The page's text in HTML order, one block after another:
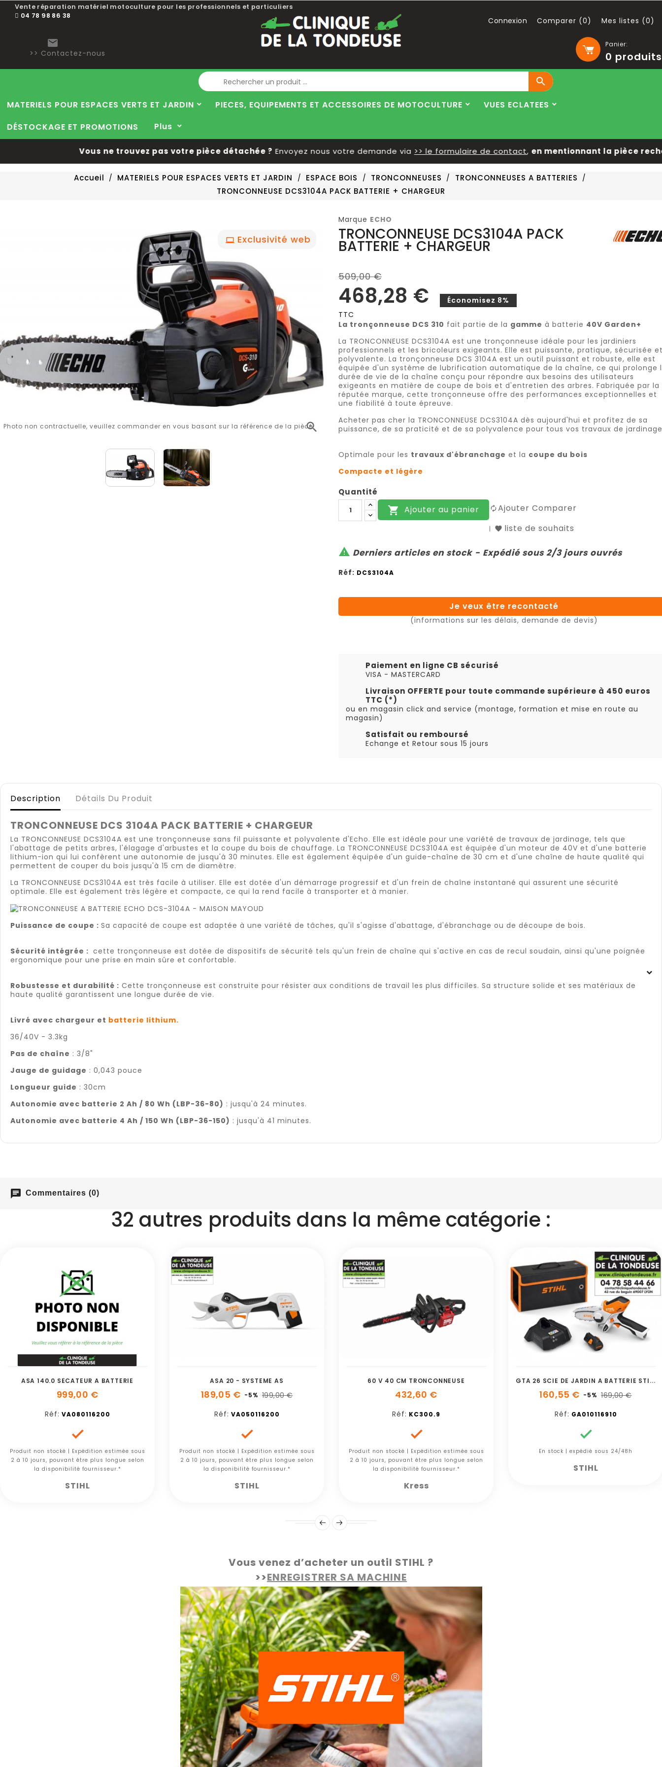
Vente réparation matériel motoculture pour les professionnels et particuliers
04 78 98 86 38
Panier:
0 produits

>> Contactez-nous
Connexion Comparer (0) Mes listes (0)
Blog

MATERIELS POUR ESPACES VERTS ET JARDIN PIECES, EQUIPEMENTS ET ACCESSOIRES DE MOTOCULTURE
VUES ECLATEES
DÉSTOCKAGE ET PROMOTIONS
Plus
Vous ne trouvez pas votre pièce détachée ?Envoyez nous votre demande via>> le formulaire de contact,en mentionnant la pièce
Accueil MATERIELS POUR ESPACES VERTS ET JARDIN ESPACE BOIS TRONCONNEUSES
TRONCONNEUSES A BATTERIES
TRONCONNEUSE DCS3104A PACK BATTERIE + CHARGEUR
Exclusivité web

Photo non contractuelle, veuillez commander en vous basant sur la référence de la pièce
Marque ECHO
TRONCONNEUSE DCS3104A PACK
BATTERIE + CHARGEUR
509,00 €
468,28 €
Économisez 8%
TTC
La tronçonneuse DCS 310 fait partie de la gamme à batterie 40V Garden+
La TRONCONNEUSE DCS3104A est une tronçonneuse idéale pour les jardiniers
professionnels et les bricoleurs exigeants. Elle est puissante, pratique, sécurisée
polyvalente. La tronçonneuse DCS 3104A est un outil puissant et robuste, elle est
équipée d'un système de lubrification automatique de la chaîne, ce qui prolonge
durée de vie de la chaîne conçu pour répondre aux besoins des utilisateurs
exigeants en matière de coupe de bois et d'entretien des arbres. Fabriquée par la
réputée marque, cette tronçonneuse offre des performances exceptionnelles et
une fiabilité à toute épreuve.
Acheter pas cher la TRONCONNEUSE DCS3104A dès aujourd'hui et profitez de sa
puissance, de sa praticité et de sa polyvalence pour tous vos travaux de
Optimale pour les travaux d'ébranchage et la coupe du bois
Compacte et légère
Quantité
 Ajouter au panier
Ajouter Comparer
liste de souhaits
 Derniers articles en stock - Expédié sous 2/3 jours ouvrés
Réf: DCS3104A
Je veux être recontacté
(informations sur les délais, demande de devis)
Paiement en ligne CB sécurisé
VISA - MASTERCARD
Livraison OFFERTE pour toute commande supérieure à 450 euros
TTC (*)
ou en magasin click and service (montage, formation et mise en route au
magasin)
Satisfait ou remboursé
Echange et Retour sous 15 jours
Description Détails Du Produit
TRONCONNEUSE DCS 3104A PACK BATTERIE + CHARGEUR
La TRONCONNEUSE DCS3104A est une tronçonneuse sans fil puissante et polyvalente d'Echo. Elle est idéale pour une variété de travaux de jardinage, tels que
l'abattage de petits arbres, l'élagage d'arbustes et la coupe du bois de chauffage. La TRONCONNEUSE DCS3104A est équipée d'un moteur de 40V et d'une batterie
lithium-ion qui lui confèrent une autonomie de jusqu'à 30 minutes. Elle est également équipée d'un guide-chaîne de 30 cm et d'une chaîne de haute qualité qui
permettent de couper du bois jusqu'à 15 cm de diamètre.
La TRONCONNEUSE DCS3104A est très facile à utiliser. Elle est dotée d'un démarrage progressif et d'un frein de chaîne instantané qui assurent une sécurité
optimale. Elle est également très légère et compacte, ce qui la rend facile à transporter et à manier.
Puissance de coupe : Sa capacité de coupe est adaptée à une variété de tâches, qu'il s'agisse d'abattage, d'ébranchage ou de découpe de bois.
Sécurité intégrée : cette tronçonneuse est dotée de dispositifs de sécurité tels qu'un frein de chaîne qui s'active en cas de recul soudain, ainsi qu'une poignée
ergonomique pour une prise en main sûre et confortable.
Robustesse et durabilité : Cette tronçonneuse est construite pour résister aux conditions de travail les plus difficiles. Sa structure solide et ses matériaux de
haute qualité garantissent une longue durée de vie.
Livré avec chargeur et batterie lithium.
36/40V - 3.3kg
Pas de chaîne : 3/8"
Jauge de guidage : 0,043 pouce
Longueur guide : 30cm
Autonomie avec batterie 2 Ah / 80 Wh (LBP-36-80) : jusqu'à 24 minutes.
Autonomie avec batterie 4 Ah / 150 Wh (LBP-36-150) : jusqu'à 41 minutes.
chat Commentaires (0)
32 autres produits dans la même catégorie :
ASA 140.0 SECATEUR A BATTERIE
999,00 €
Réf: VA080116200

Produit non stocké | Expédition estimée sous
2 à 10 jours, pouvant être plus longue selon
la disponibilité fournisseur.*
STIHL
ASA 20 - SYSTEME AS
189,05 € -5% 199,00 €
Réf: VA050116200

Produit non stocké | Expédition estimée sous
2 à 10 jours, pouvant être plus longue selon
la disponibilité fournisseur.*
STIHL
60 V 40 CM TRONCONNEUSE
432,60 €
Réf: KC300.9

Produit non stocké | Expédition estimée sous
2 à 10 jours, pouvant être plus longue selon
la disponibilité fournisseur.*
Kress
G
TA 26 SCIE DE JARDIN A BATTERIE STIHL PACK GA010116910
160,55 € -5% 169,00 €
Réf: GA010116910

En stock | expédié sous 24/48h
STIHL
Vous venez d’acheter un outil STIHL ?
>>ENREGISTRER SA MACHINE